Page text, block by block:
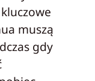
muszą
gdy